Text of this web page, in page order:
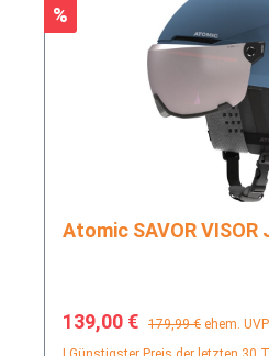
Rabatt
%
Atomic SAVOR
Verkaufspreis:
139,00 € Regulärer Preis:
179,99 € ehem. UVP